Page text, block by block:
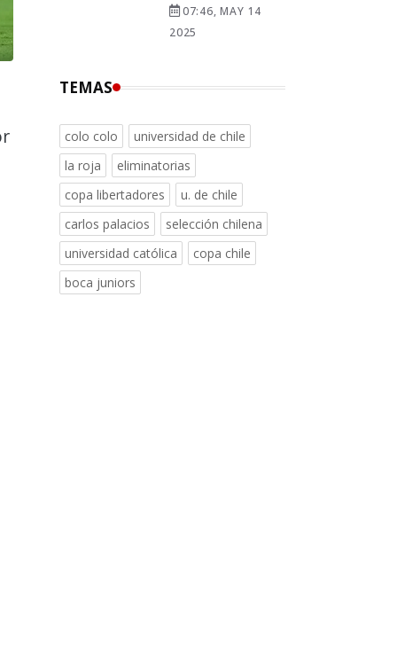
07:46, MAY 14
2025
TEMAS
colo colo
universidad de chile
la roja
eliminatorias
copa libertadores
u. de chile
carlos palacios
selección chilena
universidad católica
copa chile
boca juniors